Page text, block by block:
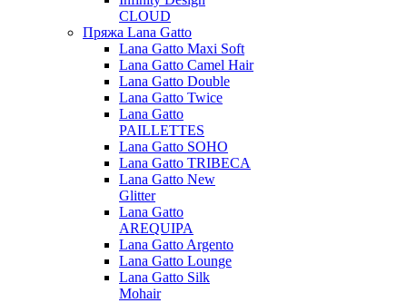
CLOUD
Пряжа Lana Gatto
Lana Gatto Maxi Soft
Lana Gatto Camel Hair
Lana Gatto Double
Lana Gatto Twice
Lana Gatto
PAILLETTES
Lana Gatto SOHO
Lana Gatto TRIBECA
Lana Gatto New
Glitter
Lana Gatto
AREQUIPA
Lana Gatto Argento
Lana Gatto Lounge
Lana Gatto Silk
Mohair